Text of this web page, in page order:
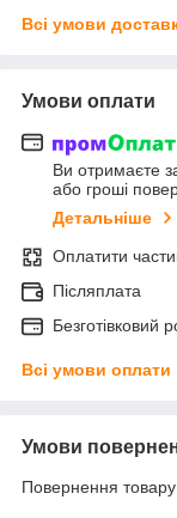
Всі умови
Умови оплати
Ви отримаєте
або гроші
Детальніше
Оплатити
Післяплата
Безготівковий
Всі умови оплати
Умови
Повернення